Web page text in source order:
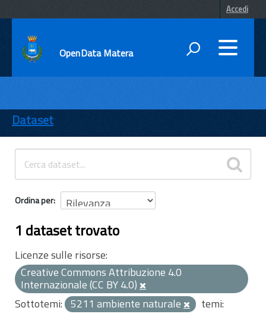
Accedi
OpenData Matera
ENTI
TEMI
INFORMAZIONI
Dataset
Ordina per
1 dataset trovato
Licenze sulle risorse:
Creative Commons Attribuzione 4.0
Internazionale (CC BY 4.0)
Sottotemi: 5211 ambiente naturale
temi: